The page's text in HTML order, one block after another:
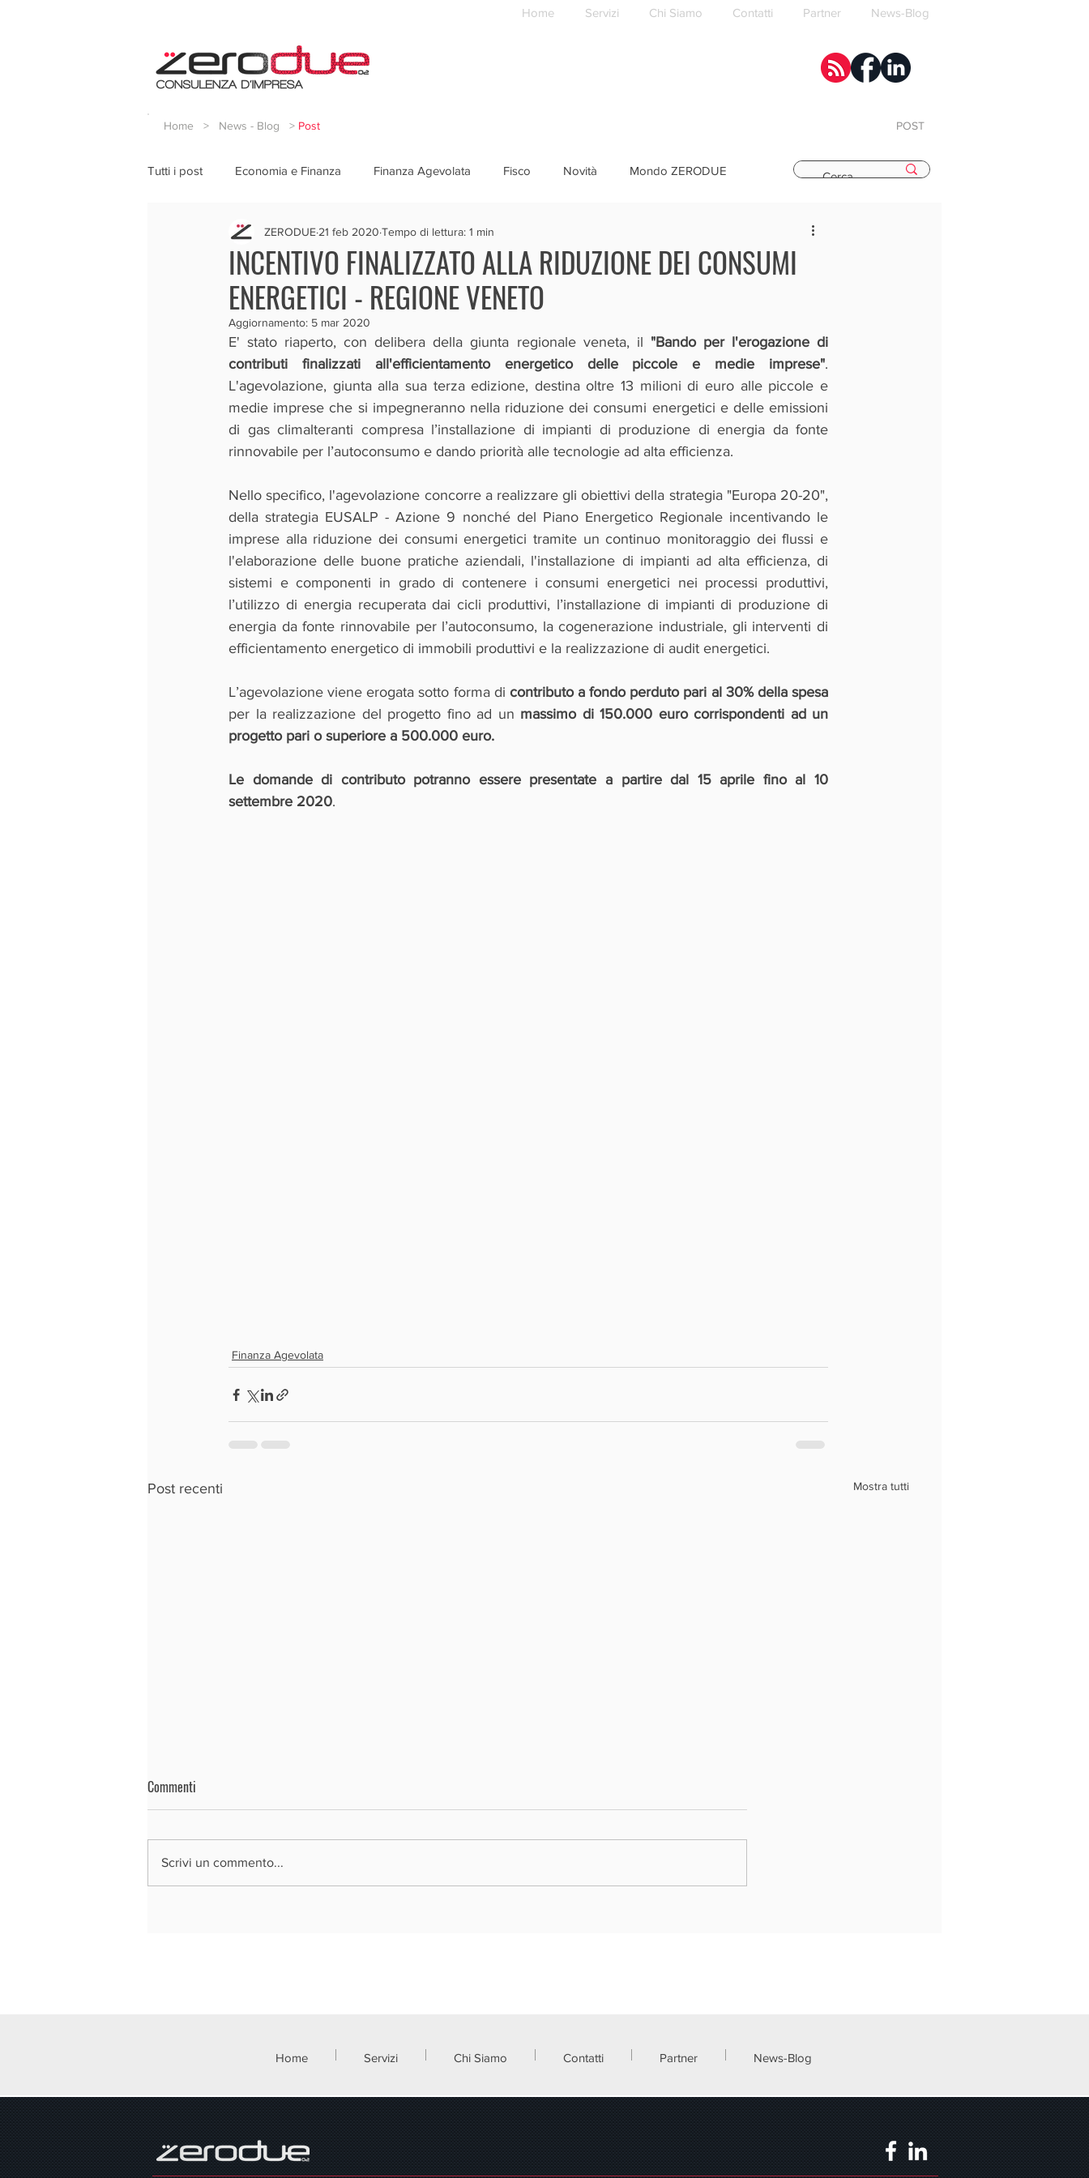
Home Servizi Chi Siamo Contatti Partner News-Blog
Home > News - Blog > Post POST
Tutti i post Economia e Finanza Finanza Agevolata Fisco Novità Mondo ZERODUE
INCENTIVO FINALIZZATO ALLA RIDUZIONE DEI CONSUMI
ENERGETICI - REGIONE VENETO
ZERODUE 21 feb 2020 Tempo di lettura: 1 min
Aggiornamento: 5 mar 2020
E' stato riaperto, con delibera della giunta regionale veneta, il "Bando per l'erogazione di
contributi finalizzati all'efficientamento energetico delle piccole e medie imprese".
L'agevolazione, giunta alla sua terza edizione, destina oltre 13 milioni di euro alle piccole e
medie imprese che si impegneranno nella riduzione dei consumi energetici e delle emissioni
di gas climalteranti compresa l’installazione di impianti di produzione di energia da fonte
rinnovabile per l’autoconsumo e dando priorità alle tecnologie ad alta efficienza.
Nello specifico, l'agevolazione concorre a realizzare gli obiettivi della strategia "Europa 20-20",
della strategia EUSALP - Azione 9 nonché del Piano Energetico Regionale incentivando le
imprese alla riduzione dei consumi energetici tramite un continuo monitoraggio dei flussi e
l'elaborazione delle buone pratiche aziendali, l'installazione di impianti ad alta efficienza, di
sistemi e componenti in grado di contenere i consumi energetici nei processi produttivi,
l’utilizzo di energia recuperata dai cicli produttivi, l’installazione di impianti di produzione di
energia da fonte rinnovabile per l’autoconsumo, la cogenerazione industriale, gli interventi di
efficientamento energetico di immobili produttivi e la realizzazione di audit energetici.
L’agevolazione viene erogata sotto forma di
per la realizzazione del progetto fino ad un massimo di 150.000 euro corrispondenti ad un
progetto pari o superiore a 500.000 euro.
Le domande di contributo potranno essere presentate a partire dal 15 aprile fino al 10
settembre 2020.
Finanza Agevolata
Post recenti Mostra tutti
Commenti
Scrivi un commento...
Home Servizi Chi Siamo Contatti Partner News-Blog